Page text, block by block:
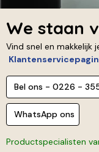
We staan
Vind snel en makkelijk
Bel ons - 0226 -
WhatsApp ons
Productspecialisten